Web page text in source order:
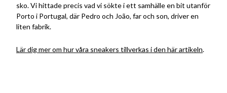
sko. Vi hittade precis vad vi sökte i ett samhälle en bit utanför
Porto i Portugal, där Pedro och João, far och son, driver en
liten fabrik.
Lär dig mer om hur våra sneakers tillverkas i den här artikeln.